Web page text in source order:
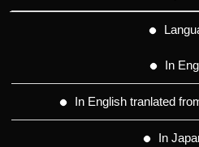
In
In English tranlated
In